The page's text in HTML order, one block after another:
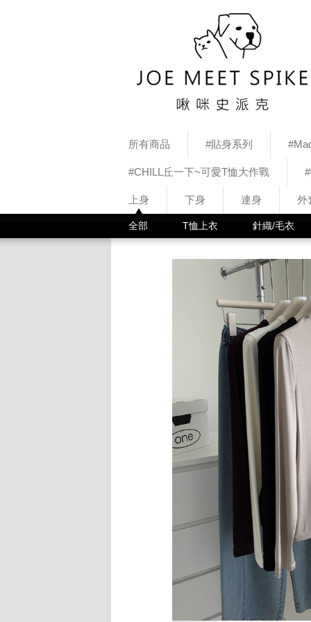
所有商品 #貼身系列
#CHILL丘一下~可愛T恤大作戰
上身 下身 連身 外
全部 T恤上衣 針織/毛衣